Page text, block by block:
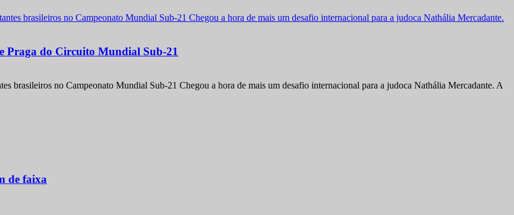
Praga do Circuito Mundial Sub-21
brasileiros no Campeonato Mundial Sub-21 Chegou a hora de mais um desafio internacional para a judoca Nathália Mercadante. A
de faixa